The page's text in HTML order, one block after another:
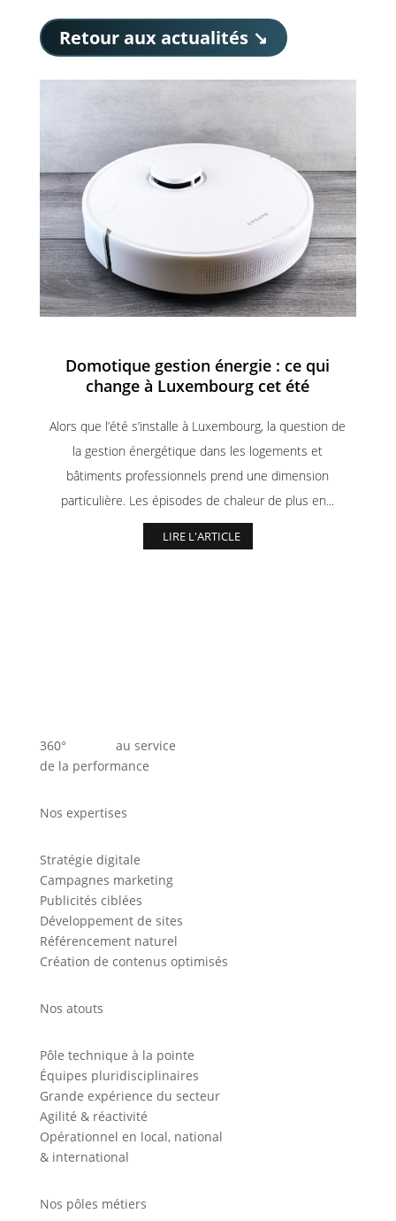
Retour aux actualités ↘
Domotique gestion énergie : ce qui
change à Luxembourg cet été
Alors que l’été s’installe à Luxembourg, la question de
la gestion énergétique dans les logements et
bâtiments professionnels prend une dimension
particulière. Les épisodes de chaleur de plus en...
LIRE L'ARTICLE
360° au service
de la performance
Nos expertises
Stratégie digitale
Campagnes marketing
Publicités ciblées
Développement de sites
Référencement naturel
Création de contenus optimisés
Nos atouts
Pôle technique à la pointe
Équipes pluridisciplinaires
Grande expérience du secteur
Agilité & réactivité
Opérationnel en local, national
& international
Nos pôles métiers